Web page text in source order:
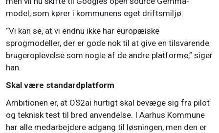
model, som kører i kommunens eget driftsmiljø.
“Vi kan se, at vi endnu ikke har europæiske
sprogmodeller, der er gode nok til at give en tilsvarende
brugeroplevelse som nogle af de andre platforme,” siger
han.
Skal være standardplatform
Ambitionen er, at OS2ai hurtigt skal bevæge sig fra pilot
og teknisk test til bred anvendelse. I Aarhus Kommune
har alle medarbejdere adgang til løsningen, men den er